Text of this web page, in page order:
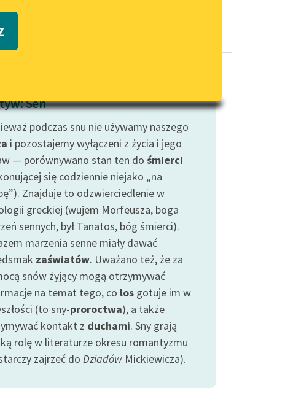
PDF
wrażliwych
Deklaracja dostępności
Sen
podczas snu nie używamy naszego
i pozostajemy wyłączeni z życia i jego
— porównywano stan ten do śmierci
się codziennie niejako „na
Znajduje to odzwierciedlenie w
greckiej (wujem Morfeusza, boga
sennych, był Tanatos, bóg śmierci).
marzenia senne miały dawać
zaświatów. Uważano też, że za
snów żyjący mogą otrzymywać
na temat tego, co los gotuje im w
(to sny-proroctwa), a także
kontakt z duchami. Sny grają
rolę w literaturze okresu romantyzmu
zajrzeć do Dziadów Mickiewicza).